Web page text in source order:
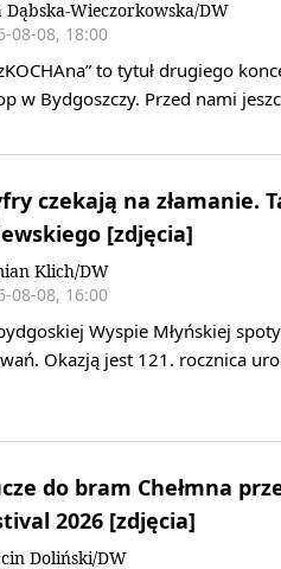
Dąbska-Wieczorkowska/DW
08-08, 18:00
to tytuł drugiego
w Bydgoszczy. Przed nami
czekają na złamanie.
[zdjęcia]
Klich/DW
08-08, 16:00
Wyspie Młyńskiej
Okazją jest 121. rocznica
do bram Chełmna
2026 [zdjęcia]
Doliński/DW